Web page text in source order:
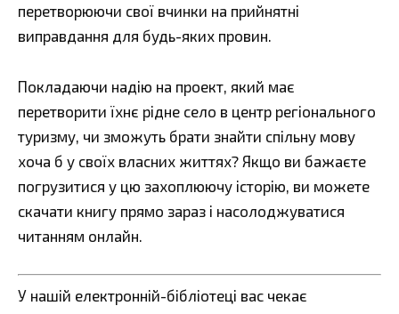
перетворюючи свої вчинки на прийнятні
виправдання для будь-яких провин.
Покладаючи надію на проект, який має
перетворити їхнє рідне село в центр регіонального
туризму, чи зможуть брати знайти спільну мову
хоча б у своїх власних життях? Якщо ви бажаєте
погрузитися у цю захоплюючу історію, ви можете
скачати книгу прямо зараз і насолоджуватися
читанням онлайн.
У нашій електронній-бібліотеці вас чекає